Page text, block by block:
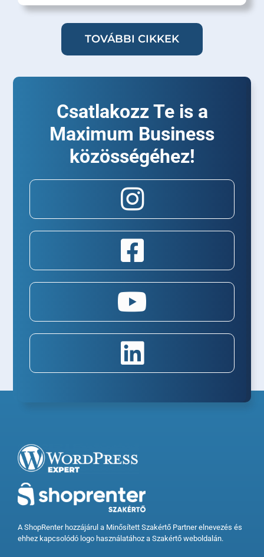
TOVÁBBI CIKKEK
Csatlakozz Te is a
Maximum Business
közösségéhez!
A ShopRenter hozzájárul a Minősített Szakértő Partner elnevezés és
ehhez kapcsolódó logo használatához a Szakértő weboldalán.